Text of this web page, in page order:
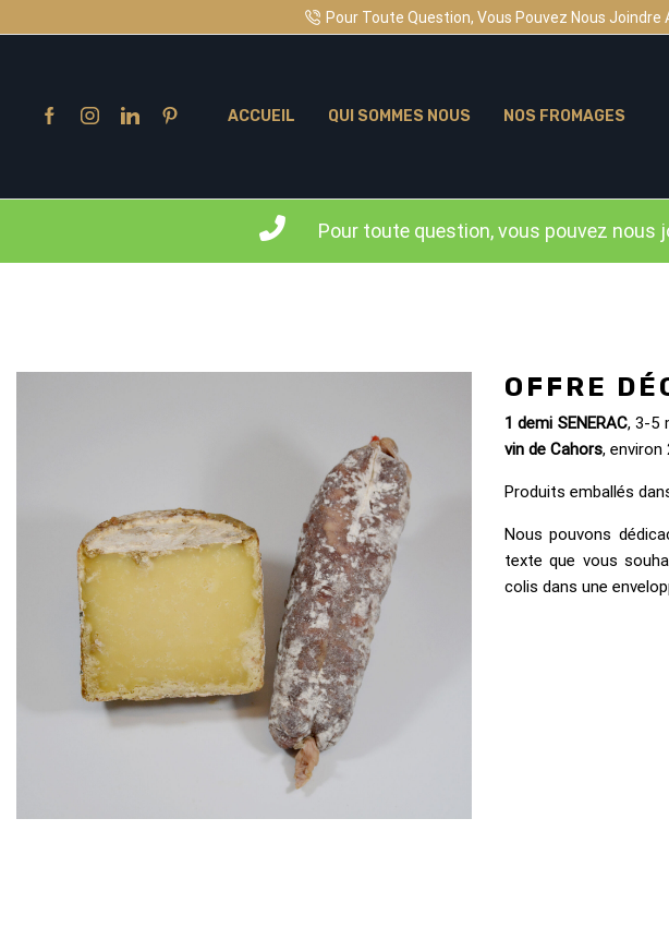
Pour Toute Question, Vous Pouvez Nous Joindre
ACCUEIL QUI SOMMES NOUS NOS FROMAGES
Pour toute question, vous pouvez nous
OFFRE
1 demi SENERAC, 3-5
vin de Cahors, environ
Produits emballés
Nous pouvons
texte que vous
colis dans une